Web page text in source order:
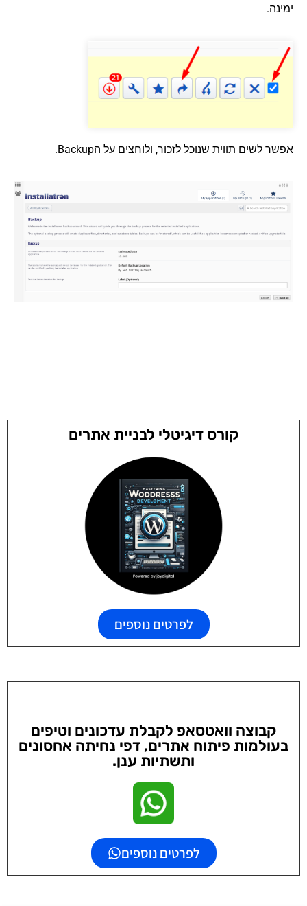
ימינה.
אפשר לשים תווית שנוכל לזכור, ולוחצים על הBackup.
קורס דיגיטלי לבניית אתרים
לפרטים נוספים
קבוצה וואטסאפ לקבלת עדכונים וטיפים
בעולמות פיתוח אתרים, דפי נחיתה אחסונים
ותשתיות ענן.
לפרטים נוספים